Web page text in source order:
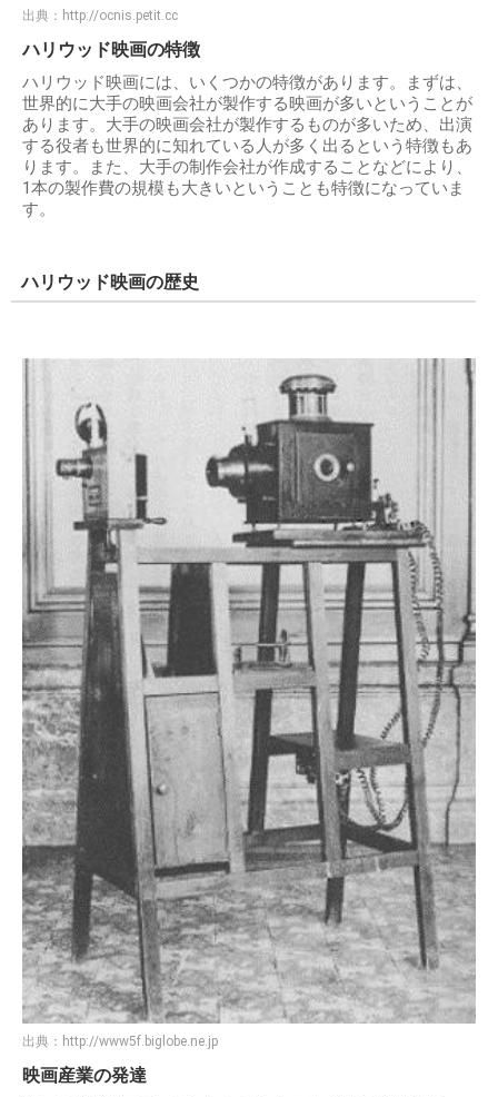
出典： http://ocnis.petit.cc
ハリウッド映画の特徴
ハリウッド映画には、いくつかの特徴があります。まずは、
世界的に大手の映画会社が製作する映画が多いということが
あります。大手の映画会社が製作するものが多いため、出演
する役者も世界的に知れている人が多く出るという特徴もあ
ります。また、大手の制作会社が作成することなどにより、
1本の製作費の規模も大きいということも特徴になっていま
す。
ハリウッド映画の歴史
出典： http://www5f.biglobe.ne.jp
映画産業の発達